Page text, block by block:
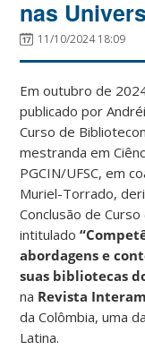
nas
11/10/2024 18:09
Em outubro de
publicado por
Curso de
mestranda em
PGCIN/UFSC, em
Muriel-Torrado,
Conclusão de
intitulado“
abordagens e
suas bibliotecas
na Revista
da Colômbia, uma
Latina.